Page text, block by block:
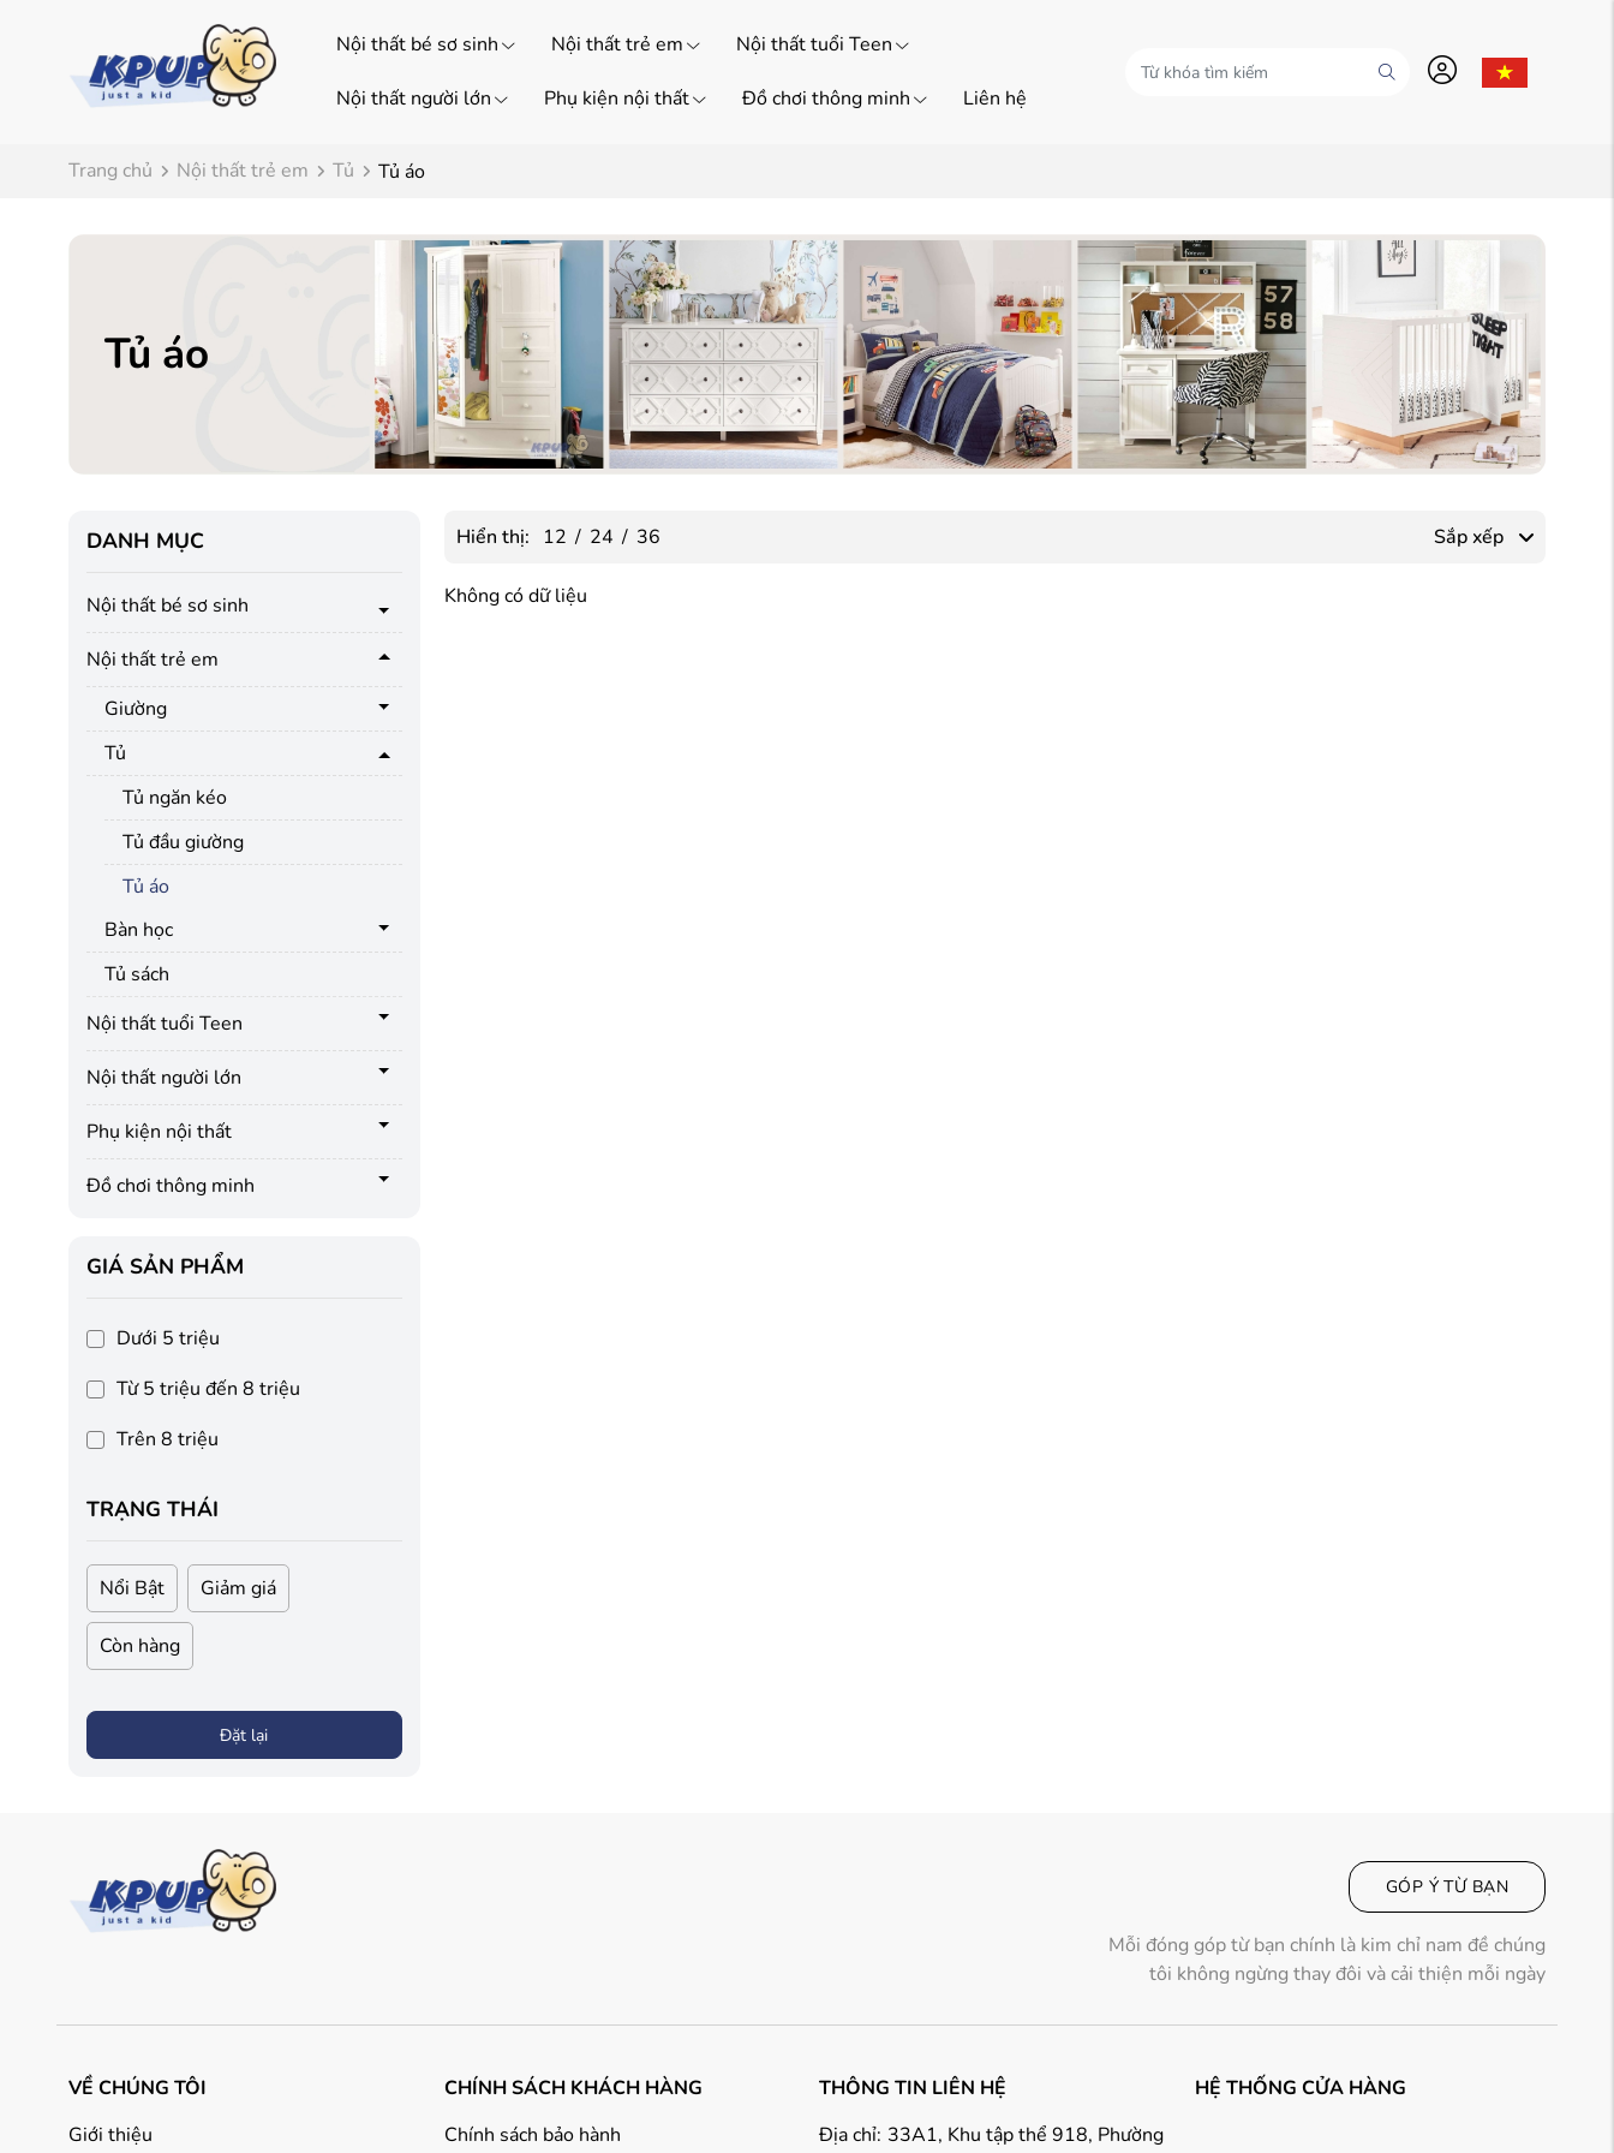
Nội thất bé sơ sinh Nội thất trẻ em Nội thất tuổi Teen
Nội thất người lớn Phụ kiện nội thất Đồ chơi thông minh Liên hệ
Trang chủ Nội thất trẻ em Tủ Tủ áo
Tủ áo
DANH MỤC
Nội thất bé sơ sinh
Nội thất trẻ em
Giường
Tủ
Tủ ngăn kéo
Tủ đầu giường
Tủ áo
Bàn học
Tủ sách
Nội thất tuổi Teen
Nội thất người lớn
Phụ kiện nội thất
Đồ chơi thông minh
GIÁ SẢN PHẨM
Dưới 5 triệu
Từ 5 triệu đến 8 triệu
Trên 8 triệu
TRẠNG THÁI
Nổi Bật Giảm giá
Còn hàng
Đặt lại
Hiển thị: 12 / 24 / 36 Sắp xếp
Không có dữ liệu
GÓP Ý TỪ BẠN
Mỗi đóng góp từ bạn chính là kim chỉ nam đề chúng
tôi không ngừng thay đôi và cải thiện mỗi ngày
VỀ CHÚNG TÔI
Giới thiệu
CHÍNH SÁCH KHÁCH HÀNG
Chính sách bảo hành
THÔNG TIN LIÊN HỆ
Địa chỉ: 33A1, Khu tập thể 918, Phường
HỆ THỐNG CỬA HÀNG